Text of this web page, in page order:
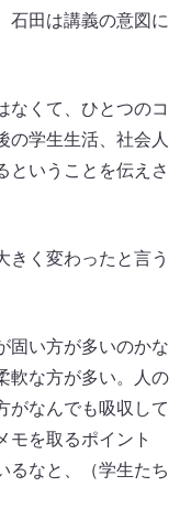
石田は講義の意図に
なくて、ひとつのコ
の学生生活、社会人
ということを伝えさ
きく変わったと言う
固い方が多いのかな
軟な方が多い。人の
がなんでも吸収して
モを取るポイント
るなと、（学生たち